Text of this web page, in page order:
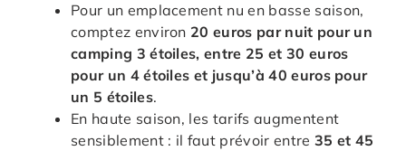
Pour un emplacement nu en basse saison,
comptez environ 20 euros par nuit pour un
camping 3 étoiles, entre 25 et 30 euros
pour un 4 étoiles et jusqu’à 40 euros pour
un 5 étoiles.
En haute saison, les tarifs augmentent
sensiblement : il faut prévoir entre 35 et 45